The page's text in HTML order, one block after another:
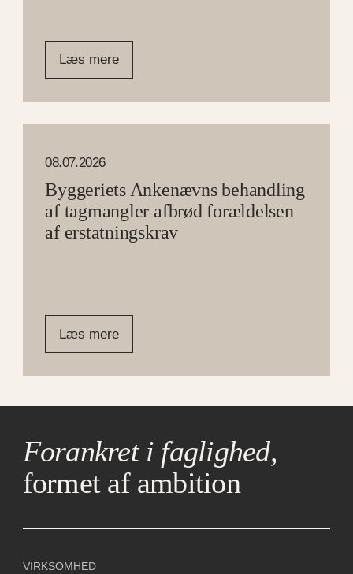
Læs mere
08.07.2026
Byggeriets Ankenævns behandling
af tagmangler afbrød forældelsen
af erstatningskrav
Læs mere
Forankret i faglighed,
formet af ambition
VIRKSOMHED